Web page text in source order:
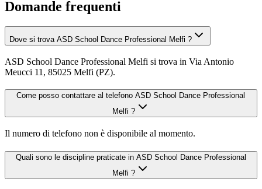
Domande frequenti
Dove si trova ASD School Dance Professional Melfi ?
ASD School Dance Professional Melfi si trova in Via Antonio
Meucci 11, 85025 Melfi (PZ).
Come posso contattare al telefono ASD School Dance Professional
Melfi ?
Il numero di telefono non è disponibile al momento.
Quali sono le discipline praticate in ASD School Dance Professional
Melfi ?